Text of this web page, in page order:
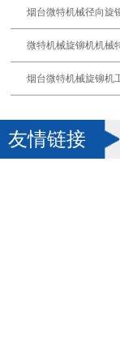
烟台微特机械径向旋
微特机械旋铆机机械
烟台微特机械旋铆机
友情链接